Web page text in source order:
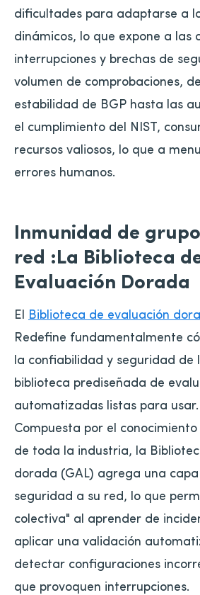
dificultades para adaptarse a
dinámicos, lo que expone a las
interrupciones y brechas de
volumen de comprobaciones,
estabilidad de BGP hasta las
el cumplimiento del NIST,
recursos valiosos, lo que a
errores humanos.
Inmunidad de
red :La Biblioteca
Evaluación Dorada
El Biblioteca de evaluación
Redefine fundamentalmente
la confiabilidad y seguridad de
biblioteca prediseñada de
automatizadas listas para usar.
Compuesta por el
de toda la industria, la
dorada (GAL) agrega una
seguridad a su red, lo que
colectiva" al aprender de
aplicar una validación
detectar configuraciones
que provoquen interrupciones.